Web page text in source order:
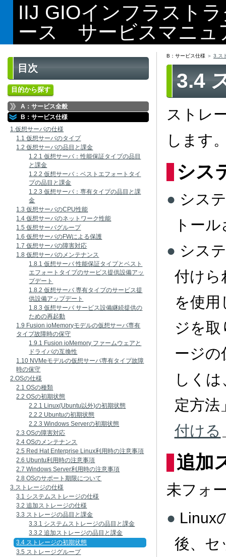
IIJ GIOインフラスト
ース サービスマニュ
目次
目的から探す
A：サービス全般
B：サービス仕様
1.仮想サーバの仕様
1.1 仮想サーバのタイプ
1.2 仮想サーバの品目と課金
1.2.1 仮想サーバ：性能保証タイプの品目
と課金
1.2.2 仮想サーバ：ベストエフォートタイ
プの品目と課金
1.2.3 仮想サーバ：専有タイプの品目と課
金
1.3 仮想サーバのCPU性能
1.4 仮想サーバのネットワーク性能
1.5 仮想サーバグループ
1.6 仮想サーバのFWによる保護
1.7 仮想サーバの障害対応
1.8 仮想サーバのメンテナンス
1.8.1 仮想サーバ 性能保証タイプとベスト
エフォートタイプのサービス提供設備アッ
プデート
1.8.2 仮想サーバ 専有タイプのサービス提
供設備アップデート
1.8.3 仮想サーバ サービス設備継続提供の
ための再起動
1.9 Fusion ioMemoryモデルの仮想サーバ専有
タイプ故障時の保守
1.9.1 Fusion ioMemory ファームウェアと
ドライバの互換性
1.10 NVMeモデルの仮想サーバ専有タイプ故障
時の保守
2.OSの仕様
2.1 OSの種類
2.2 OSの初期状態
2.2.1 Linux(Ubuntu以外)の初期状態
2.2.2 Ubuntuの初期状態
2.2.3 Windows Serverの初期状態
2.3 OSの障害対応
2.4 OSのメンテナンス
2.5 Red Hat Enterprise Linux利用時の注意事項
2.6 Ubuntu利用時の注意事項
2.7 Windows Server利用時の注意事項
2.8 OSのサポート期限について
3.ストレージの仕様
3.1 システムストレージの仕様
3.2 追加ストレージの仕様
3.3 ストレージの品目と課金
3.3.1 システムストレージの品目と課金
3.3.2 追加ストレージの品目と課金
3.4 ストレージの初期状態
3.5 ストレージグループ
B：サービス仕様 3.ス
3.4
ストレ
します
シス
シス
トー
シス
付けら
を使
ジを
ージの
しく
定方法
付ける
追加
未フォ
Linux
後、セ